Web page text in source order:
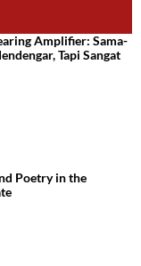
Amplifier: Sama-
Tapi Sangat
Poetry in the